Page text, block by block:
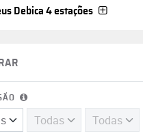
Debica 4 estações